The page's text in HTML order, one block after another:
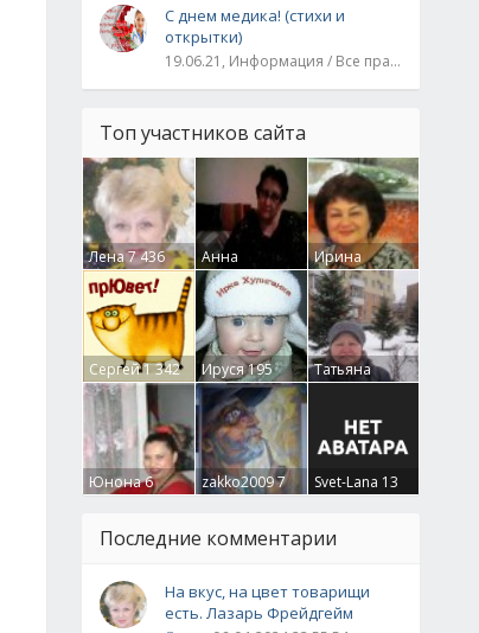
С днем медика! (стихи и
открытки)
19.06.21, Информация / Все праздники
Топ участников сайта
Лена7 436
Анна
Гумлевая0
Ирина
Бруцкая41
Сергей1 342 Ируся195
Татьяна
Крючкова0
Юнона6 zakko20097 Svet-Lana 13
Последние комментарии
На вкус, на цвет товарищи
есть. Лазарь Фрейдгейм